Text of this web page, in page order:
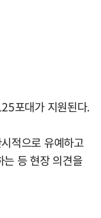
포대가 지원된다.
적으로 유예하고
등 현장 의견을